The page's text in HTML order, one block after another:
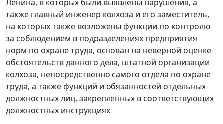
Ленина, в которых были выявлены нарушения, а
также главный инженер колхоза и его заместитель,
на которых также возложены функции по контролю
за соблюдением в подразделениях предприятия
норм по охране труда, основан на неверной оценке
обстоятельств данного дела, штатной организации
колхоза, непосредственно самого отдела по охране
труда, а также функций и обязанностей отдельных
должностных лиц, закрепленных в соответствующих
должностных инструкциях.